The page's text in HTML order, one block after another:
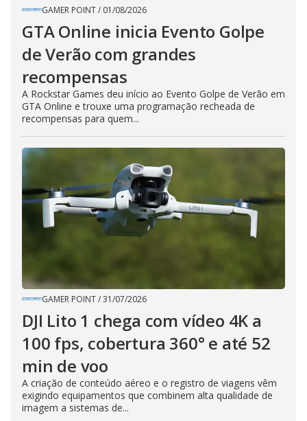
GAMER POINT/ 01/08/2026
GTA Online inicia Evento Golpe
de Verão com grandes
recompensas
A Rockstar Games deu início ao Evento Golpe de Verão em
GTA Online e trouxe uma programação recheada de
recompensas para quem...
GAMER POINT/31/07/2026
DJI Lito 1 chega com vídeo 4K a
100 fps, cobertura 360° e até 52
min de voo
A criação de conteúdo aéreo e o registro de viagens vêm
exigindo equipamentos que combinem alta qualidade de
imagem a sistemas de...